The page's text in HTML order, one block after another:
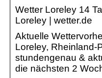
Wetter Loreley 14
Loreley | wetter.de
Aktuelle
Loreley,
stundengenau &
die nächsten 2